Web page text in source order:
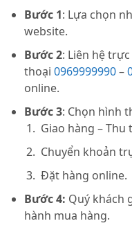
Bước 1: Lựa chọn
website.
Bước 2: Liên hệ
thoại 0969999990–
online.
Bước 3: Chọn hình
Giao hàng – Thu
Chuyển khoản
Đặt hàng online.
Bước 4: Quý khách
hành mua hàng.